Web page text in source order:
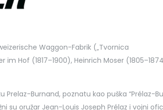
Waggon-Fabrik („Tvornica
im Hof ​​(1817–1900), Heinrich Moser
Prelaz-Burnand, poznatu kao puška “Prélaz-
su oružar Jean-Louis Joseph Prélaz i vojni